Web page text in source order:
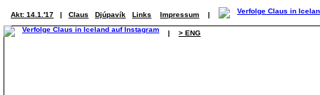
Akt: 14.1.'17 | Claus Djúpavík Links Impressum |
| > ENG